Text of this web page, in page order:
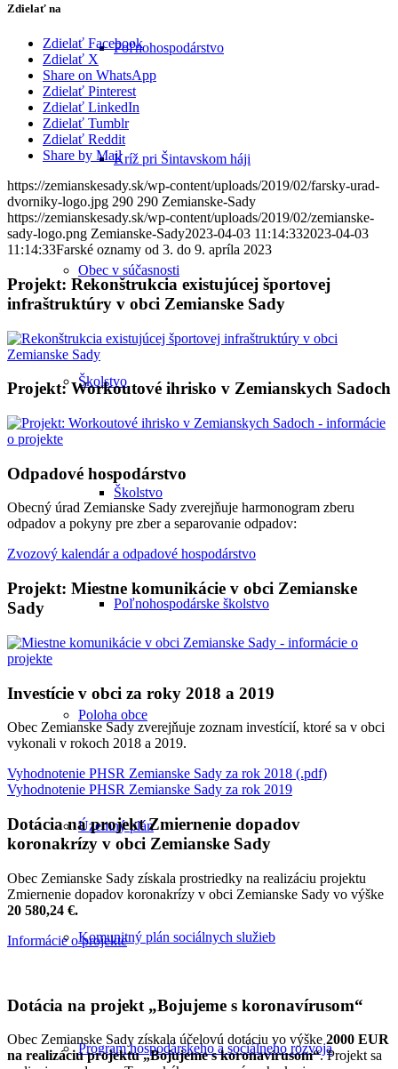
Poľnohospodárstvo
Kríž pri Šintavskom háji
Obec v súčasnosti
Školstvo
Školstvo
Poľnohospodárske školstvo
Poloha obce
Územný plán
Komunitný plán sociálnych služieb
Program hospodárskeho a sociálneho rozvoja
Zdielať na
Zdielať Facebook
Zdielať X
Share on WhatsApp
Zdielať Pinterest
Zdielať LinkedIn
Zdielať Tumblr
Zdielať Reddit
Share by Mail
https://zemianskesady.sk/wp-content/uploads/2019/02/farsky-urad-
dvorniky-logo.jpg 290 290 Zemianske-Sady
https://zemianskesady.sk/wp-content/uploads/2019/02/zemianske-
sady-logo.png Zemianske-Sady2023-04-03 11:14:332023-04-03
11:14:33Farské oznamy od 3. do 9. apríla 2023
Projekt: Rekonštrukcia existujúcej športovej
infraštruktúry v obci Zemianske Sady
Projekt: Workoutové ihrisko v Zemianskych Sadoch
Odpadové hospodárstvo
Obecný úrad Zemianske Sady zverejňuje harmonogram zberu
odpadov a pokyny pre zber a separovanie odpadov:
Zvozový kalendár a odpadové hospodárstvo
Projekt: Miestne komunikácie v obci Zemianske
Sady
Investície v obci za roky 2018 a 2019
Obec Zemianske Sady zverejňuje zoznam investícií, ktoré sa v obci
vykonali v rokoch 2018 a 2019.
Vyhodnotenie PHSR Zemianske Sady za rok 2018 (.pdf)
Vyhodnotenie PHSR Zemianske Sady za rok 2019
Dotácia na projekt Zmiernenie dopadov
koronakrízy v obci Zemianske Sady
Obec Zemianske Sady získala prostriedky na realizáciu projektu
Zmiernenie dopadov koronakrízy v obci Zemianske Sady vo výške
20 580,24 €.
Informácie o projekte
Dotácia na projekt „Bojujeme s koronavírusom“
Obec Zemianske Sady získala účelovú dotáciu vo výške 2000 EUR
na realizáciu projektu „Bojujeme s koronavírusom“. Projekt sa